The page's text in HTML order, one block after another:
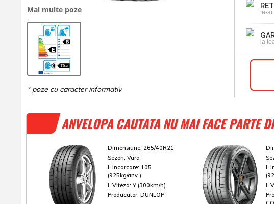
Mai multe poze te-ai
la
ANVELOPA CAUTATA NU MAI FACE PARTE
Dimensiune: 265/40R21
Sezon: Vara
I. Incarcare: 105
(925kg/anv.)
I. Viteza: Y (300km/h)
Producator: DUNLOP
I.
I.